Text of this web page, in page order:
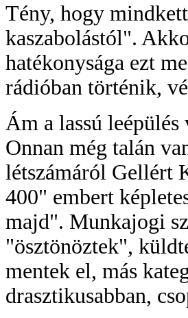
Tény, hogy
kaszabolástól".
hatékonysága ezt
rádióban történik,
Ám a lassú
Onnan még talán
létszámáról Gellért
400" embert
majd". Munkajogi
"ösztönöztek",
mentek el, más
drasztikusabban,